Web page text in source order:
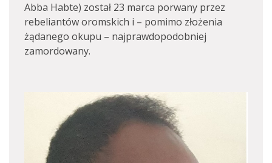
Abba Habte) został 23 marca porwany przez
rebeliantów oromskich i – pomimo złożenia
żądanego okupu – najprawdopodobniej
zamordowany.